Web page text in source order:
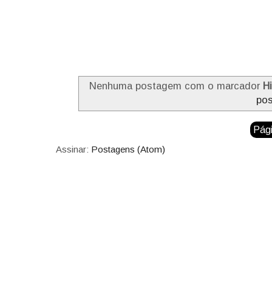
Nenhuma postagem com o marcador
Assinar: Postagens (Atom)